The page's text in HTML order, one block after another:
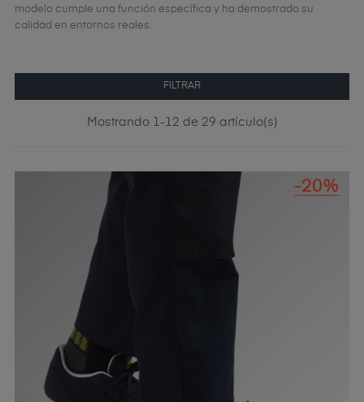
modelo cumple una función específica y ha demostrado su
calidad en entornos reales.
FILTRAR
Mostrando 1-12 de 29 artículo(s)
-20%